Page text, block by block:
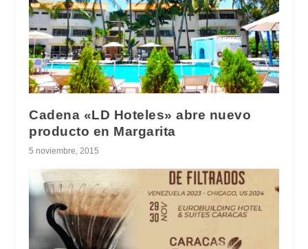
Cadena «LD Hoteles» abre nuevo
producto en Margarita
5 noviembre, 2015